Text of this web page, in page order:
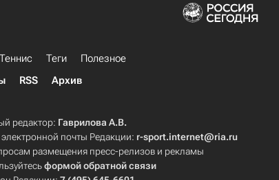
Теннис Теги
Полезное
RSS Архив
редактор: Гаврилова А.В.
почты Редакции: r-sport.internet@ria.ru
размещения пресс-релизов и рекламы
формой обратной связи